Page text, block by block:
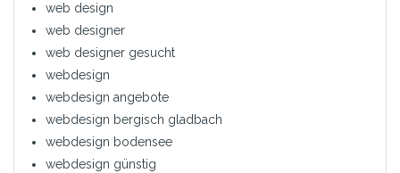
web design
web designer
web designer gesucht
webdesign
webdesign angebote
webdesign bergisch gladbach
webdesign bodensee
webdesign günstig